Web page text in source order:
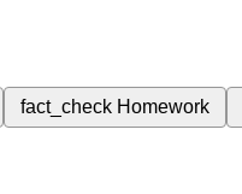
fact_check Homework